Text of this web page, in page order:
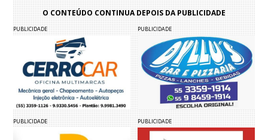
O CONTEÚDO CONTINUA DEPOIS DA PUBLICIDADE
PUBLICIDADE PUBLICIDADE
PUBLICIDADE PUBLICIDADE